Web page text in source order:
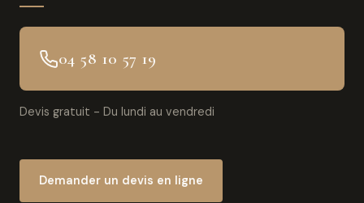
04 58 10 57 19
Devis gratuit - Du lundi au vendredi
Demander un devis en ligne